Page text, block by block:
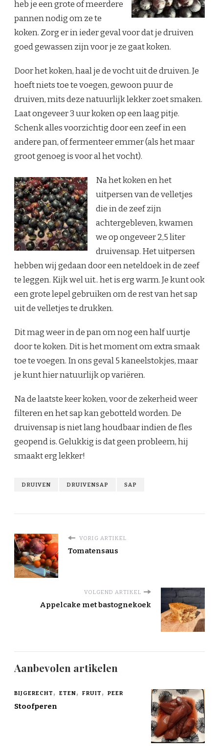
heb je een grote of meerdere
pannen nodig om ze te
koken. Zorg er in ieder geval voor dat je druiven
goed gewassen zijn voor je ze gaat koken.
Door het koken, haal je de vocht uit de druiven. Je
hoeft niets toe te voegen, gewoon puur de
druiven, mits deze natuurlijk lekker zoet smaken.
Laat ongeveer 3 uur koken op een laag pitje.
Schenk alles voorzichtig door een zeef in een
andere pan, of fermenteer emmer (als het maar
groot genoeg is voor al het vocht).
Na het koken en het
uitpersen van de velletjes
die in de zeef zijn
achtergebleven, kwamen
we op ongeveer 2,5 liter
druivensap. Het uitpersen
hebben wij gedaan door een neteldoek in de zeef
te leggen. Kijk wel uit.. het is erg warm. Je kunt ook
een grote lepel gebruiken om de rest van het sap
uit de velletjes te drukken.
Dit mag weer in de pan om nog een half uurtje
door te koken. Dit is het moment om extra smaak
toe te voegen. In ons geval 5 kaneelstokjes, maar
je kunt hier natuurlijk op variëren.
Na de laatste keer koken, voor de zekerheid weer
filteren en het sap kan gebotteld worden. De
druivensap is niet lang houdbaar indien de fles
geopend is. Gelukkig is dat geen probleem, hij
smaakt erg lekker!
DRUIVEN DRUIVENSAP SAP
VORIG ARTIKEL
Tomatensaus
VOLGEND ARTIKEL
Appelcake met bastognekoek
Aanbevolen artikelen
BIJGERECHT ETEN FRUIT PEER
Stoofperen